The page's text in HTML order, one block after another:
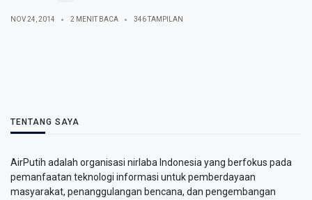
NOV 24, 2014 2 MENIT BACA 346 TAMPILAN
TENTANG SAYA
AirPutih adalah organisasi nirlaba Indonesia yang berfokus pada
pemanfaatan teknologi informasi untuk pemberdayaan
masyarakat, penanggulangan bencana, dan pengembangan